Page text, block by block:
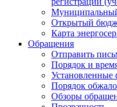
Открытый
Карта
Обращения
Отправить
Порядок и
Порядок
Обзоры